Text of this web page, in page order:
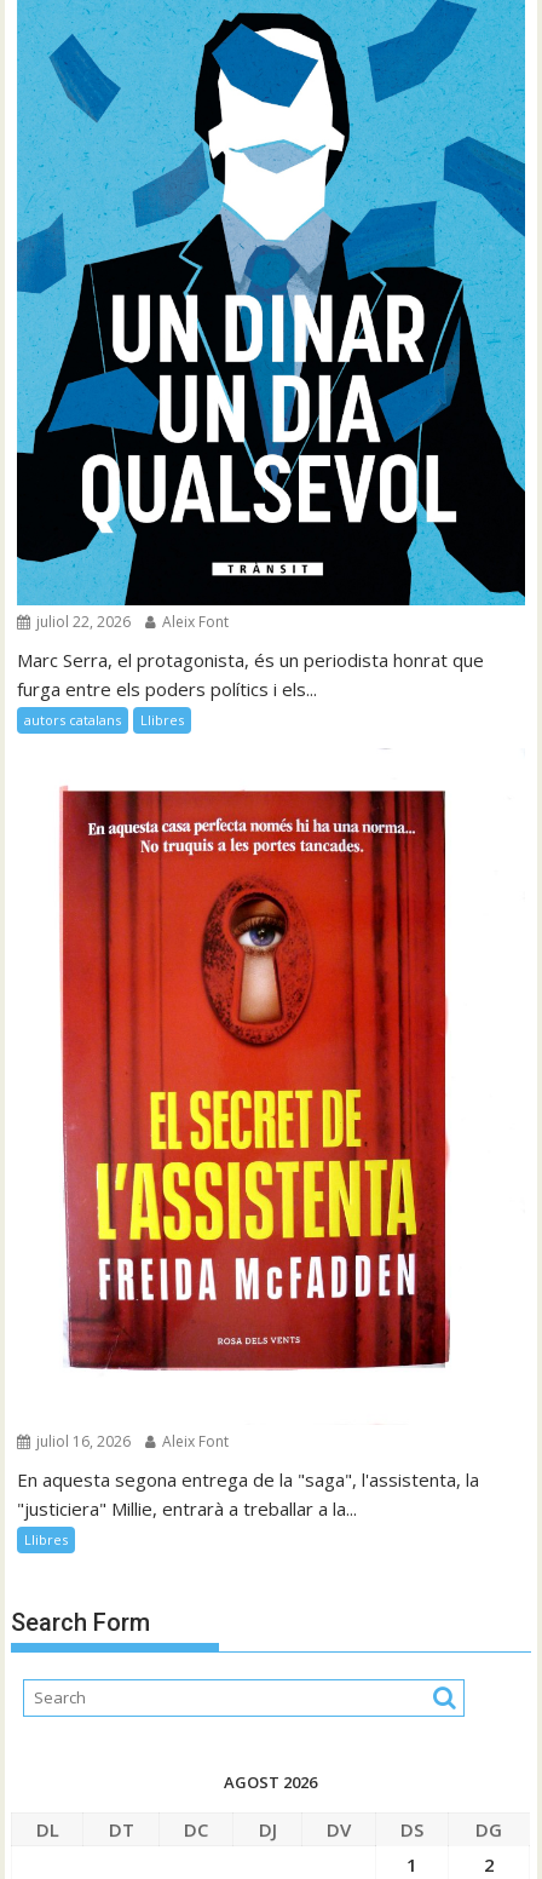
juliol 22, 2026 Aleix Font
Marc Serra, el protagonista, és un periodista honrat que
furga entre els poders polítics i els...
autors catalans Llibres
juliol 16, 2026 Aleix Font
En aquesta segona entrega de la "saga", l'assistenta, la
"justiciera" Millie, entrarà a treballar a la...
Llibres
Search Form
AGOST 2026
DL DT DC DJ DV DS
DG
1
2